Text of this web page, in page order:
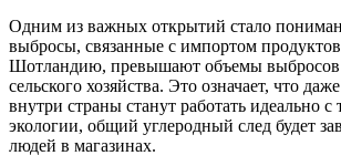
Одним из важных открытий стало
выбросы, связанные с импортом
Шотландию, превышают объемы выбросов
сельского хозяйства. Это означает, что
внутри страны станут работать идеально с
экологии, общий углеродный след будет
людей в магазинах.